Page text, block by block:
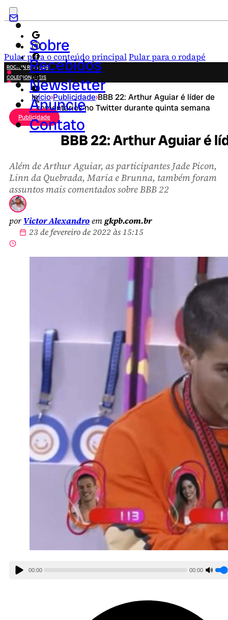
Pular para o conteúdo principalPular para o rodapé
Sobre
Recebidos
Newsletter
Anuncie
Contato
ROCK IN RIO 2026
COLECIONÁVEIS
FESTA JUNINA
NOVIDADES
CAMPANHAS CRIATIVAS
Início›Publicidade›BBB 22: Arthur Aguiar é líder de
comentários no Twitter durante quinta semana
Publicidade
BBB 22: Arthur Aguiar é
Além de Arthur Aguiar, as participantes Jade Picon,
Linn da Quebrada, Maria e Brunna, também foram
assuntos mais comentados sobre BBB 22
por Victor Alexandroemgkpb.com.br
23 de fevereiro de 2022 às 15:15
00:00 00:00